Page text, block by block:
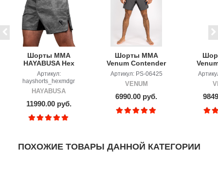
Шорты MMA
HAYABUSA Hex
Mid-Thigh Fight
Shorts Grey
Артикул:
hayshorts_hexmdgr
HAYABUSA
11990.00 руб.
Шорты ММА
Venum Contender
Grey
Артикул: PS-06425
VENUM
6990.00 руб.
5.0
ПОХОЖИЕ ТОВАРЫ ДАННОЙ КАТЕГОРИИ